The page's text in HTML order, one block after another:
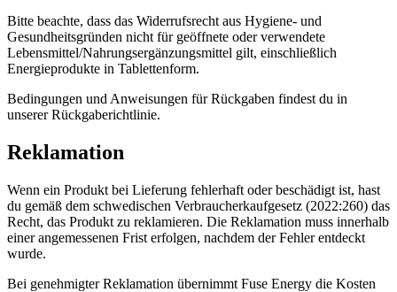
Bitte beachte, dass das Widerrufsrecht aus Hygiene- und
Gesundheitsgründen nicht für geöffnete oder verwendete
Lebensmittel/Nahrungsergänzungsmittel gilt, einschließlich
Energieprodukte in Tablettenform.
Bedingungen und Anweisungen für Rückgaben findest du in
unserer Rückgaberichtlinie.
Reklamation
Wenn ein Produkt bei Lieferung fehlerhaft oder beschädigt ist, hast
du gemäß dem schwedischen Verbraucherkaufgesetz (2022:260) das
Recht, das Produkt zu reklamieren. Die Reklamation muss innerhalb
einer angemessenen Frist erfolgen, nachdem der Fehler entdeckt
wurde.
Bei genehmigter Reklamation übernimmt Fuse Energy die Kosten